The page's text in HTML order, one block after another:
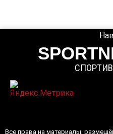
Все права на материалы,